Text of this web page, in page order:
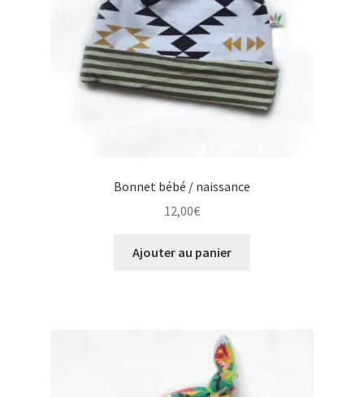
Bonnet bébé / naissance
12,00€
Ajouter au panier